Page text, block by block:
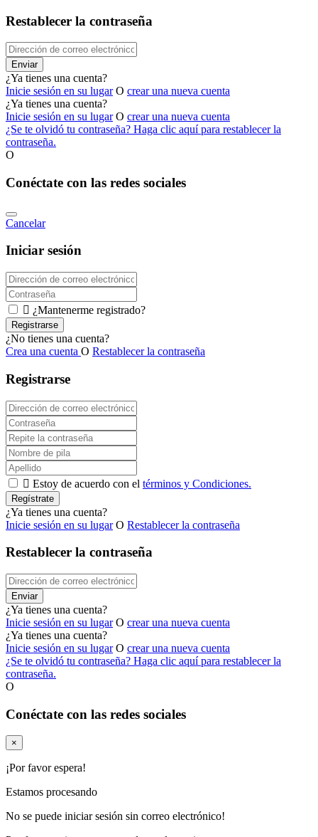
Restablecer la contraseña
Enviar
¿Ya tienes una cuenta?
Inicie sesión en su lugar O crear una nueva cuenta
¿Ya tienes una cuenta?
Inicie sesión en su lugar O crear una nueva cuenta
¿Se te olvidó tu contraseña? Haga clic aquí para restablecer la
contraseña.
O
Conéctate con las redes sociales
Cancelar
Iniciar sesión
 ¿Mantenerme registrado?
Registrarse
¿No tienes una cuenta?
Crea una cuenta O Restablecer la contraseña
Registrarse
 Estoy de acuerdo con el términos y Condiciones.
Regístrate
¿Ya tienes una cuenta?
Inicie sesión en su lugar O Restablecer la contraseña
Restablecer la contraseña
Enviar
¿Ya tienes una cuenta?
Inicie sesión en su lugar O crear una nueva cuenta
¿Ya tienes una cuenta?
Inicie sesión en su lugar O crear una nueva cuenta
¿Se te olvidó tu contraseña? Haga clic aquí para restablecer la
contraseña.
O
Conéctate con las redes sociales
×
¡Por favor espera!
Estamos procesando
No se puede iniciar sesión sin correo electrónico!